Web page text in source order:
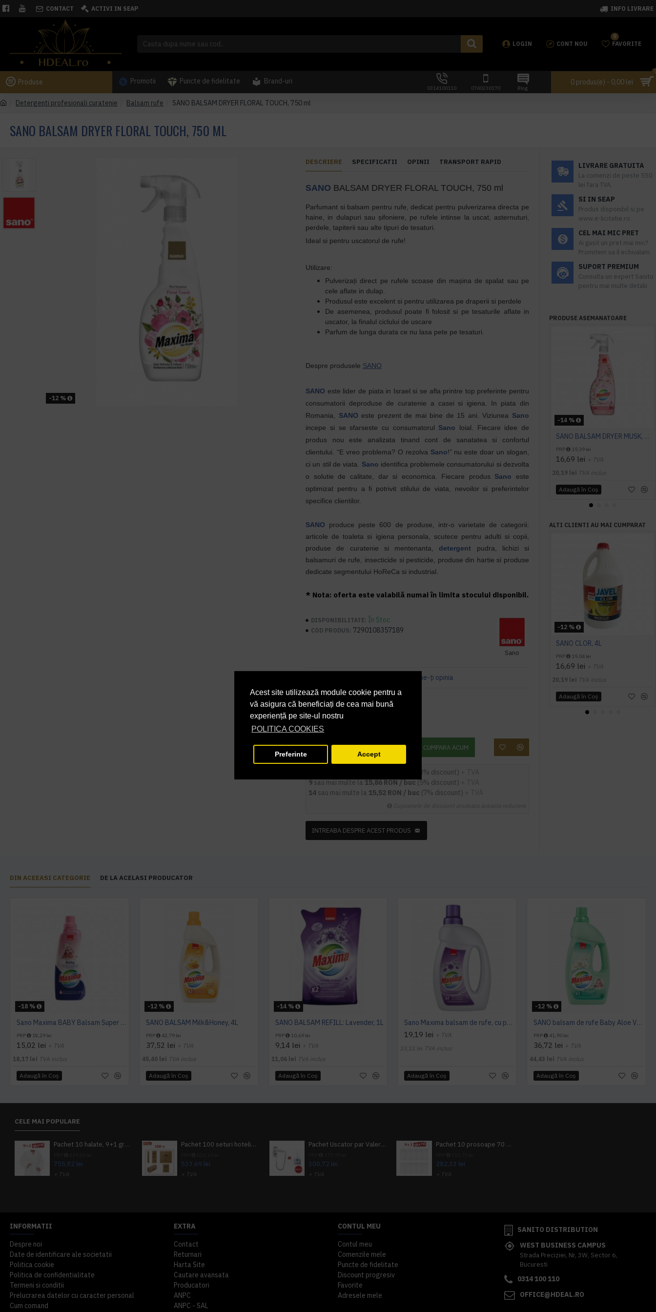
Acest site utilizează module cookie pentru a
vă asigura că beneficiați de cea mai bună
experiență pe site-ul nostru
POLITICA COOKIES
Preferinte Accept
CONTACT ACTIVI IN SEAP INFO LIVRARE
LOGIN CONT NOU FAVORITE
0
Produse Promotii Puncte de fidelitate Brand-uri
0314100110 0740230170 Blog
0 produs(e) - 0,00 lei
Detergenti profesionali curatenie Balsam rufe SANO BALSAM DRYER FLORAL TOUCH, 750 ml
SANO BALSAM DRYER FLORAL TOUCH, 750 ML
-12 %
DESCRIERE SPECIFICATII OPINII TRANSPORT RAPID
SANO BALSAM DRYER FLORAL TOUCH, 750 ml
Parfumant si balsam pentru rufe, dedicat pentru pulverizarea directa pe
haine, in dulapuri sau șifoniere, pe rufele intinse la uscat, asternuturi,
perdele, tapiterii sau alte tipuri de tesaturi.
Ideal si pentru uscatorul de rufe!
Utilizare:
Pulverizați direct pe rufele scoase din mașina de spalat sau pe
cele aflate in dulap.
Produsul este excelent si pentru utilizarea pe draperii si perdele
De asemenea, produsul poate fi folosit si pe tesaturile aflate in
uscator, la finalul ciclului de uscare
Parfum de lunga durata ce nu lasa pete pe tesaturi.
Despre produsele SANO
SANO este lider de piata in Israel si se afla printre top preferinte pentru
consumatorii deproduse de curatenie a casei si igiena. In piata din
Romania, SANO este prezent de mai bine de 15 ani. Viziunea Sano
incepe si se sfarseste cu consumatorul Sano loial. Fiecare idee de
produs nou este analizata tinand cont de sanatatea si confortul
clientului. “E vreo problema? O rezolva Sano!” nu este doar un slogan,
ci un stil de viata. Sano identifica problemele consumatorului si dezvolta
o solutie de calitate, dar si economica. Fiecare produs Sano este
optimizat pentru a fi potrivit stilului de viata, nevoilor si preferintelor
specifice clientilor.
SANO produce peste 600 de produse, intr-o varietate de categorii:
articole de toaleta si igiena personala, scutece pentru adulti si copii,
produse de curatenie si mentenanta, detergent pudra, lichizi si
balsamuri de rufe, insecticide si pesticide, produse din hartie si produse
dedicate segmentului HoReCa si industrial.
* Nota: oferta este valabilă numai în limita stocului disponibil.
DISPONIBILITATE: În Stoc
COD PRODUS: 7290108357189
Sano
Spune-ţi opinia
PRP 19,03 lei
16,69 lei+ TVA
20,19 lei
ADAUGĂ ÎN COŞ CUMPARA ACUM
(3% discount)
9sau mai multe la15,86 RON / buc(5% discount)
14 sau mai multe la 15,52 RON / buc (7% discount)
INTREABA DESPRE ACEST PRODUS
LIVRARE GRATUITA
La comenzi de peste 550
lei fara TVA.
SI IN SEAP
Produs disponibil si pe
www.e-licitatie.ro
CEL MAI MIC PRET
Ai gasit un pret mai mic?
Promitem sa il echivalam.
SUPORT PREMIUM
Consulta un expert Sanito
pentru mai multe detalii
PRODUSE ASEMANATOARE
-14 %
SANO BALSAM DRYER MUSK, 750 ml
PRP 19,39 lei
16,69 lei + TVA
20,19 lei TVA inclus
Adaugă în Coş
ALTI CLIENTI AU MAI CUMPARAT
-12 %
SANO CLOR, 4L
PRP 19,04 lei
16,69 lei + TVA
20,19 lei TVA inclus
Adaugă în Coş
DIN ACEEASI CATEGORIE DE LA ACELASI PRODUCATOR
-18 %
Sano Maxima BABY Balsam Super Concentrat 1L
PRP 18,29 lei
15,02 lei + TVA
18,17 lei TVA inclus
Adaugă în Coş
-12 %
SANO BALSAM Milk&Honey, 4L
PRP 42,79 lei
37,52 lei + TVA
45,40 lei TVA inclus
Adaugă în Coş
-14 %
SANO BALSAM REFILL: Lavender, 1L
PRP 10,69 lei
9,14 lei + TVA
11,06 lei TVA inclus
Adaugă în Coş
Sano Maxima balsam de rufe, cu parfum de lavandă, 2L
19,19 lei + TVA
23,22 lei TVA inclus
Adaugă în Coş
-12 %
SANO balsam de rufe Baby Aloe Vera, 4L
PRP 41,90 lei
36,72 lei + TVA
44,43 lei TVA inclus
Adaugă în Coş
CELE MAI POPULARE
Pachet 10 halate, 9+1 gratuit
755,82 lei
+ TVA
Pachet 100 seturi hoteliere, set dentar, set barbierit, casca de dus, pila unghii, set cusut
533,69 lei
+ TVA
Pachet Uscator par Valera Action Super Plus + GRATUIT Sampon si gel de dus Tork
300,72 lei
+ TVA
Pachet 10 prosoape 70 x 140cm 9 + 1 gratuit
282,33 lei
+ TVA
INFORMATII
Despre noi
Date de identificare ale societatii
Politica cookie
Politica de confidentialitate
Termeni si conditii
Prelucrarea datelor cu caracter personal
Cum comand
EXTRA
Contact
Returnari
Harta Site
Cautare avansata
Producatori
ANPC
ANPC - SAL
CONTUL MEU
Contul meu
Comenzile mele
Puncte de fidelitate
Discount progresiv
Favorite
Adresele mele
SANITO DISTRIBUTION
WEST BUSINESS CAMPUS
Strada Preciziei, Nr, 3W, Sector 6,
Bucuresti
0314 100 110
OFFICE@HDEAL.RO